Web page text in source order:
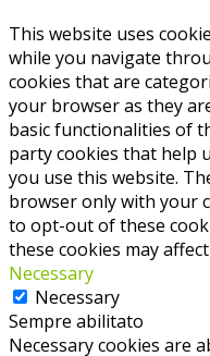
This website uses
while you navigate
cookies that are
your browser as they
basic functionalities of
party cookies that help
you use this website.
browser only with your
to opt-out of these
these cookies may
Necessary
Necessary
Sempre abilitato
Necessary cookies are